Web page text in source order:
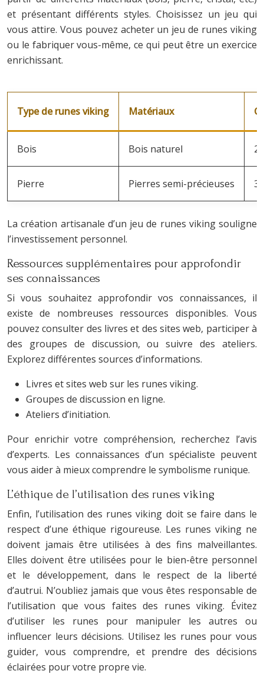
et présentant différents styles. Choisissez un jeu qui
vous attire. Vous pouvez acheter un jeu de runes viking
ou le fabriquer vous-même, ce qui peut être un exercice
enrichissant.
Type de runes viking Matériaux
Bois Bois naturel
Pierre Pierres semi-précieuses
La création artisanale d’un jeu de runes viking souligne
l’investissement personnel.
Ressources supplémentaires pour approfondir
ses connaissances
Si vous souhaitez approfondir vos connaissances, il
existe de nombreuses ressources disponibles. Vous
pouvez consulter des livres et des sites web, participer à
des groupes de discussion, ou suivre des ateliers.
Explorez différentes sources d’informations.
Livres et sites web sur les runes viking.
Groupes de discussion en ligne.
Ateliers d’initiation.
Pour enrichir votre compréhension, recherchez l’avis
d’experts. Les connaissances d’un spécialiste peuvent
vous aider à mieux comprendre le symbolisme runique.
L’éthique de l’utilisation des runes viking
Enfin, l’utilisation des runes viking doit se faire dans le
respect d’une éthique rigoureuse. Les runes viking ne
doivent jamais être utilisées à des fins malveillantes.
Elles doivent être utilisées pour le bien-être personnel
et le développement, dans le respect de la liberté
d’autrui. N’oubliez jamais que vous êtes responsable de
l’utilisation que vous faites des runes viking. Évitez
d’utiliser les runes pour manipuler les autres ou
influencer leurs décisions. Utilisez les runes pour vous
guider, vous comprendre, et prendre des décisions
éclairées pour votre propre vie.